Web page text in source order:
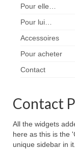
Pour elle…
Pour lui…
Accessoires
Pour acheter
Contact
Contact
All the widgets
here as this is the
unique sidebar in it.